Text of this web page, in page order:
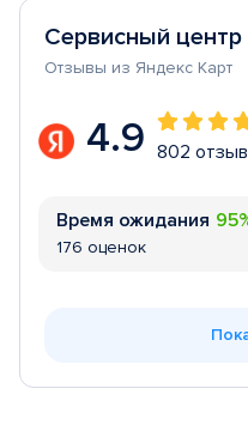
Сервисный центр
Отзывы из Яндекс Карт
4.9 802
Время ожидания
176 оценок